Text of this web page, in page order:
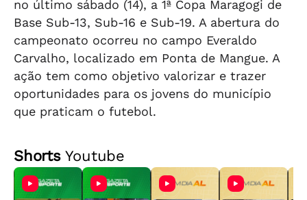
no último sábado (14), a 1ª Copa Maragogi de
Base Sub-13, Sub-16 e Sub-19. A abertura do
campeonato ocorreu no campo Everaldo
Carvalho, localizado em Ponta de Mangue. A
ação tem como objetivo valorizar e trazer
oportunidades para os jovens do município
que praticam o futebol.
ShortsYoutube